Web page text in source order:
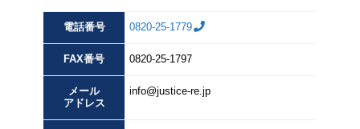
電話番号 0820-25-1779
FAX番号 0820-25-1797
メール
アドレス
info@justice-re.jp